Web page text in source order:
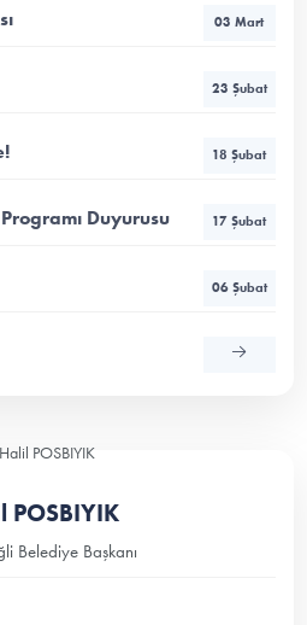
03 Mart
23 Şubat
18 Şubat
Duyurusu 17 Şubat
06 Şubat
POSBIYIK
Belediye Başkanı